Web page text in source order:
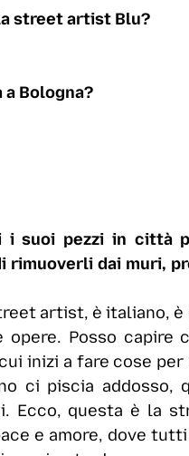
street artist Blu?
a Bologna?
suoi pezzi in città
rimuoverli dai muri,
artist, è italiano,
Posso
inizi a fare cose
ci piscia
Ecco, questa è la
e amore, dove